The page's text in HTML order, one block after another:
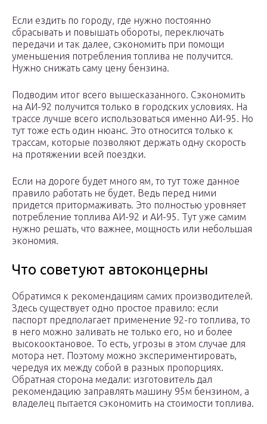
Если ездить по городу, где нужно постоянно
сбрасывать и повышать обороты, переключать
передачи и так далее, сэкономить при помощи
уменьшения потребления топлива не получится.
Нужно снижать саму цену бензина.
Подводим итог всего вышесказанного. Сэкономить
на АИ-92 получится только в городских условиях. На
трассе лучше всего использоваться именно АИ-95. Но
тут тоже есть один нюанс. Это относится только к
трассам, которые позволяют держать одну скорость
на протяжении всей поездки.
Если на дороге будет много ям, то тут тоже данное
правило работать не будет. Ведь перед ними
придется притормаживать. Это полностью уровняет
потребление топлива АИ-92 и АИ-95. Тут уже самим
нужно решать, что важнее, мощность или небольшая
экономия.
Что советуют автоконцерны
Обратимся к рекомендациям самих производителей.
Здесь существует одно простое правило: если
паспорт предполагает применение 92-го топлива, то
в него можно заливать не только его, но и более
высокооктановое. То есть, угрозы в этом случае для
мотора нет. Поэтому можно экспериментировать,
чередуя их между собой в разных пропорциях.
Обратная сторона медали: изготовитель дал
рекомендацию заправлять машину 95м бензином, а
владелец пытается сэкономить на стоимости топлива.